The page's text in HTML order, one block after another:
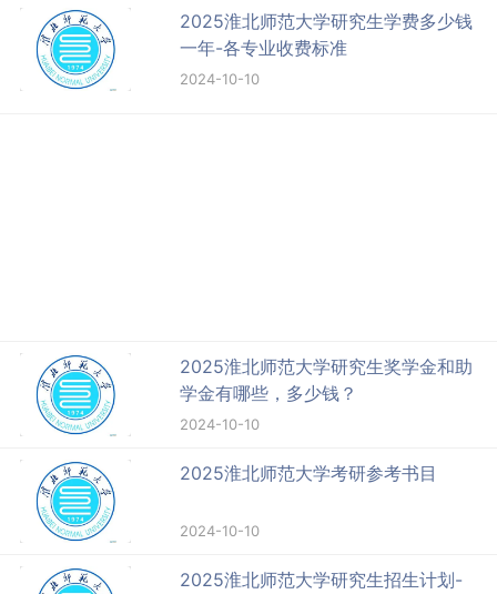
2025淮北师范大学研究生学费多少钱
一年-各专业收费标准
2024-10-10
2025淮北师范大学研究生奖学金和助
学金有哪些，多少钱？
2024-10-10
2025淮北师范大学考研参考书目
2024-10-10
2025淮北师范大学研究生招生计划-